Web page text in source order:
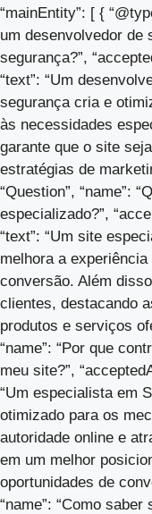
“mainEntity”: [ {
um desenvolvedor de
segurança?”,
“text”: “Um
segurança cria e
às necessidades
garante que o site
estratégias de
“Question”, “name”:
especializado?”,
“text”: “Um site
melhora a
conversão. Além
clientes, destacando
produtos e serviços
“name”: “Por que
meu site?”,
“Um especialista em
otimizado para os
autoridade online e
em um melhor
oportunidades de
“name”: “Como